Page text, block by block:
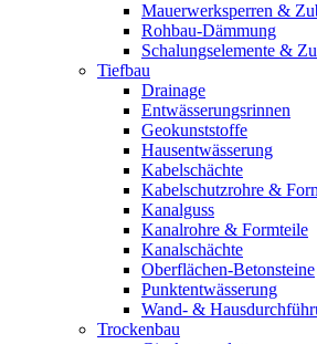
Mauerwerksperren &
Rohbau-Dämmung
Schalungselemente &
Tiefbau
Drainage
Entwässerungsrinnen
Geokunststoffe
Hausentwässerung
Kabelschächte
Kabelschutzrohre &
Kanalguss
Kanalrohre & Formteile
Kanalschächte
Oberflächen-Betonsteine
Punktentwässerung
Wand- &
Trockenbau